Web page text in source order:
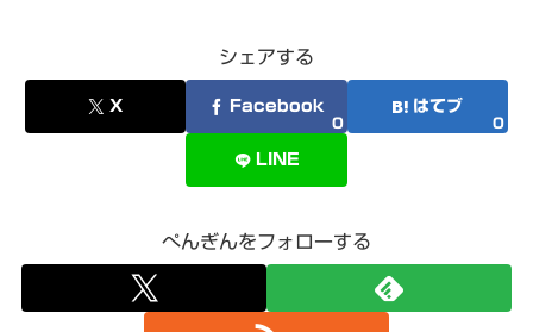
シェアする
X Facebook
0
はてブ
0
LINE
ぺんぎんをフォローする